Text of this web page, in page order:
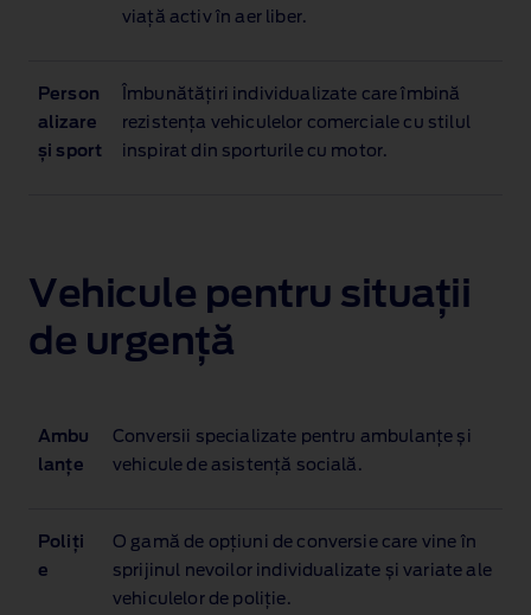
viață activ în aer liber.
Person
alizare
și sport
Îmbunătățiri individualizate care îmbină
rezistența vehiculelor comerciale cu stilul
inspirat din sporturile cu motor.
Vehicule pentru situații
de urgență
Ambu
lanțe
Conversii specializate pentru ambulanțe și
vehicule de asistență socială.
Poliți
e
O gamă de opțiuni de conversie care vine în
sprijinul nevoilor individualizate și variate ale
vehiculelor de poliție.